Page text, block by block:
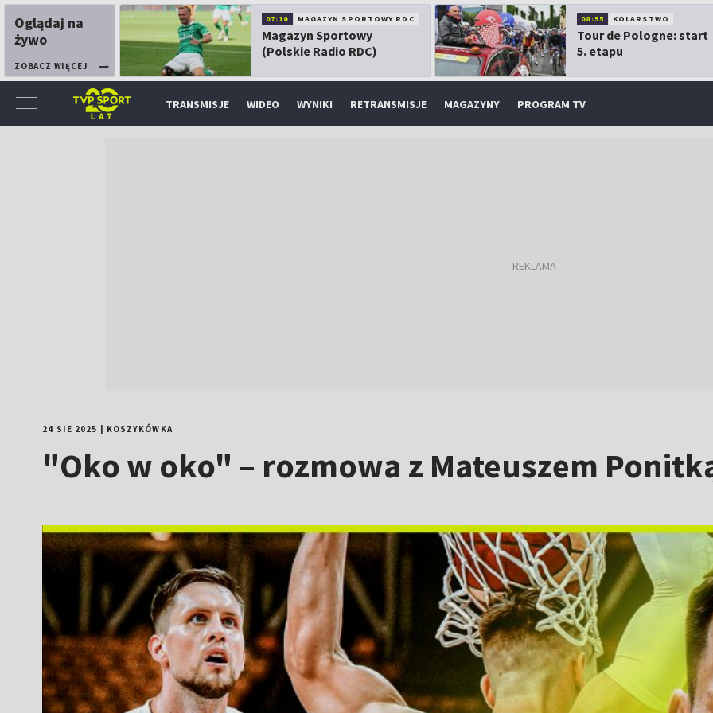
Oglądaj na
żywo
ZOBACZ WIĘCEJ
07:10 MAGAZYN SPORTOWY RDC
Magazyn Sportowy
(Polskie Radio RDC)
08:55 KOLARSTWO
Tour de Pologne: start
5. etapu
TRANSMISJE WIDEO WYNIKI RETRANSMISJE MAGAZYNY PROGRAM TV
24 SIE 2025 KOSZYKÓWKA
"Oko w oko" – rozmowa z Mateuszem